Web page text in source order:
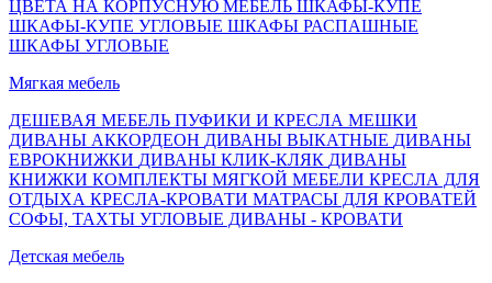
ЦВЕТА НА КОРПУСНУЮ МЕБЕЛЬ ШКАФЫ-КУПЕ
ШКАФЫ-КУПЕ УГЛОВЫЕ ШКАФЫ РАСПАШНЫЕ
ШКАФЫ УГЛОВЫЕ
Мягкая мебель
ДЕШЕВАЯ МЕБЕЛЬ ПУФИКИ И КРЕСЛА МЕШКИ
ДИВАНЫ АККОРДЕОН ДИВАНЫ ВЫКАТНЫЕ ДИВАНЫ
ЕВРОКНИЖКИ ДИВАНЫ КЛИК-КЛЯК ДИВАНЫ
КНИЖКИ КОМПЛЕКТЫ МЯГКОЙ МЕБЕЛИ КРЕСЛА ДЛЯ
ОТДЫХА КРЕСЛА-КРОВАТИ МАТРАСЫ ДЛЯ КРОВАТЕЙ
СОФЫ, ТАХТЫ УГЛОВЫЕ ДИВАНЫ - КРОВАТИ
Детская мебель